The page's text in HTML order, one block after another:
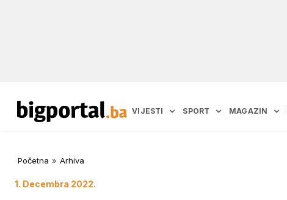
VIJESTI SPORT MAGAZIN
Početna » Arhiva
1. Decembra 2022.